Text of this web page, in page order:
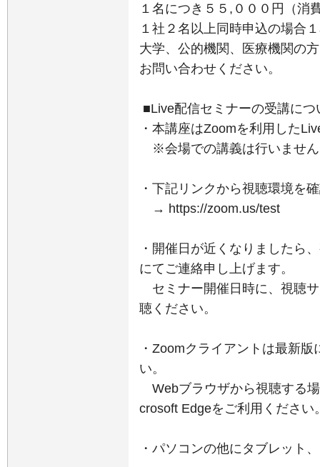
１名につき５５,０００円（
１社２名以上同時申込の場合
大学、公的機関、医療機関の
お問い合わせください。
■Live配信セミナーの受講につ
・本講座はZoomを利用した
※会場での講義は行いませ
・下記リンクから視聴環境を
→ https://zoom.us/test
・開催日が近くなりましたら
にてご連絡申し上げます。
セミナー開催日時に、視聴
聴ください。
・Zoomクライアントは最新
い。
Webブラウザから視聴する
crosoft Edgeをご利用ください
・パソコンの他にタブレット